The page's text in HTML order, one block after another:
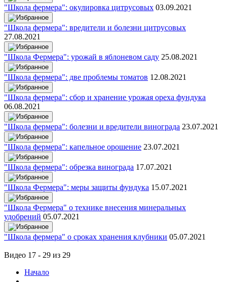
"Школа фермера": окулировка цитрусовых 03.09.2021
"Школа фермера": вредители и болезни цитрусовых
27.08.2021
"Школа Фермера": урожай в яблоневом саду 25.08.2021
"Школа фермера": две проблемы томатов 12.08.2021
"Школа фермера": сбор и хранение урожая ореха фундука
06.08.2021
"Школа фермера": болезни и вредители винограда 23.07.2021
"Школа фермера": капельное орошение 23.07.2021
"Школа фермера": обрезка винограда 17.07.2021
"Школа Фермера": меры защиты фундука 15.07.2021
"Школа Фермера" о технике внесения минеральных
удобрений 05.07.2021
"Школа фермера" о сроках хранения клубники 05.07.2021
Видео 17 - 29 из 29
Начало